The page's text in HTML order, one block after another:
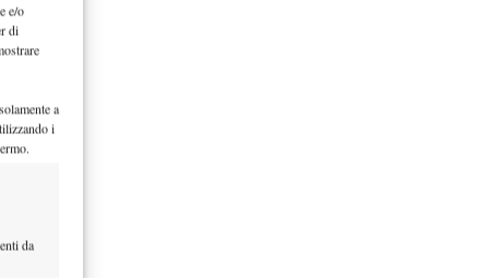
e/o
di
a
i
da